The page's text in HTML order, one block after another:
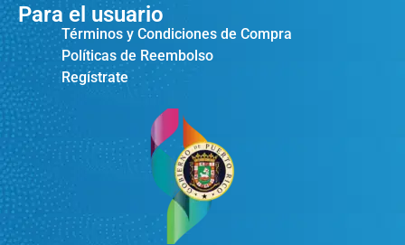
Para el usuario
Términos y Condiciones de Compra
Políticas de Reembolso
Regístrate